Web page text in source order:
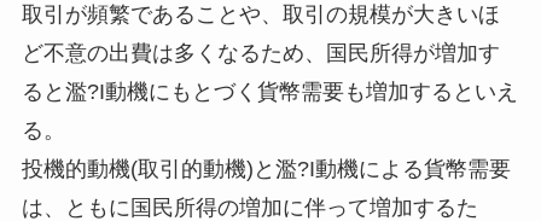
取引が頻繁であることや、取引の規模が大きいほ
ど不意の出費は多くなるため、国民所得が増加す
ると濫?I動機にもとづく貨幣需要も増加するといえ
る。
投機的動機(取引的動機)と濫?I動機による貨幣需要
は、ともに国民所得の増加に伴って増加するた